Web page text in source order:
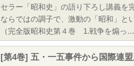
セラー「昭和史」の語り下ろし講義を
ならではの調子で、激動の「昭和」と
（完全版昭和史第４巻 1.戦争を煽っ…
[第4巻] 五・一五事件から国際連